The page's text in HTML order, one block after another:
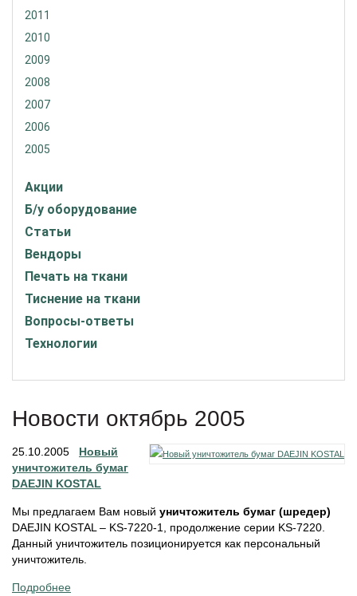
2011
2010
2009
2008
2007
2006
2005
Акции
Б/у оборудование
Статьи
Вендоры
Печать на ткани
Тиснение на ткани
Вопросы-ответы
Технологии
Новости октябрь 2005
25.10.2005 Новый
уничтожитель бумаг
DAEJIN KOSTAL
Мы предлагаем Вам новый уничтожитель бумаг (шредер)
DAEJIN KOSTAL – KS-7220-1, продолжение серии KS-7220.
Данный уничтожитель позиционируется как персональный
уничтожитель.
Подробнее